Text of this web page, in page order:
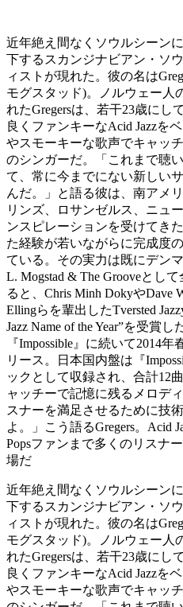
近年絶え間なくソウルシーン
下するスカンジナビアン・ソ
ィストが現れた。彼の名は
モグスタッド)。ノルウェー人
れたGregersは、若干23歳にし
良くファンキーなAcid Jazzを
やスモーキーな歌声でキャッ
のシンガーだ。「これまで聴
て、常に今までにない新しい
んだ。」と語る彼は、南アメ
リンズ、ロサンゼルス、ニュ
ンスピレーションを受けてき
た経験が若いながらに完成度
ている。その実力は既にデン
L. Mogstad & The Grooveとし
ると、Chris Minh DokyやDave
Ellingらを輩出したTversted
Jazz Name of the Year”を受賞
『Impossible』に続いて2014
リース。日本国内盤は『
ックとして収録され、合計12
ャッチーで記憶に残るメロデ
スナーを満足させるために技
よ。」こう語るGregers。Acid
Popsファンまで多くのリスナ
場だ
近年絶え間なくソウルシーン
下するスカンジナビアン・ソ
ィストが現れた。彼の名は
モグスタッド)。ノルウェー人
れたGregersは、若干23歳にし
良くファンキーなAcid Jazzを
やスモーキーな歌声でキャッ